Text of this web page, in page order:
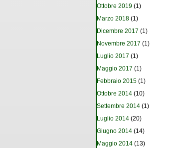
Ottobre 2019 (1)
Marzo 2018 (1)
Dicembre 2017 (1)
Novembre 2017 (1)
Luglio 2017 (1)
Maggio 2017 (1)
Febbraio 2015 (1)
Ottobre 2014 (10)
Settembre 2014 (1)
Luglio 2014 (20)
Giugno 2014 (14)
Maggio 2014 (13)